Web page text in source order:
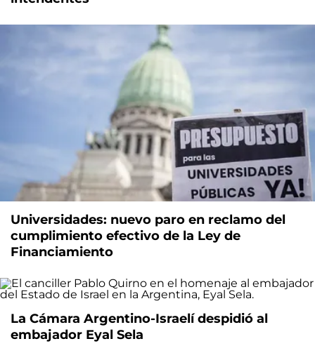
Universidades: nuevo paro en reclamo del
cumplimiento efectivo de la Ley de
Financiamiento
La Cámara Argentino-Israelí despidió al
embajador Eyal Sela